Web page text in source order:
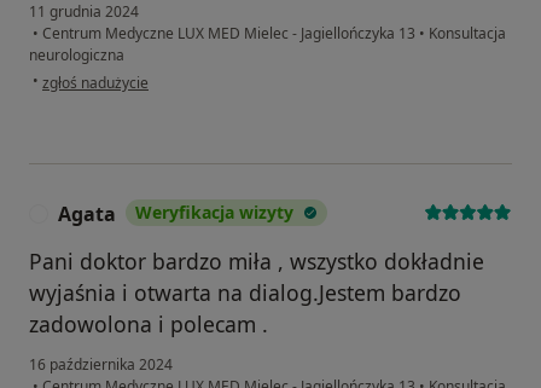
11 grudnia 2024
• Centrum Medyczne LUX MED Mielec - Jagiellończyka 13 • Konsultacja
neurologiczna
• w opinii użytkownika Bogusław
zgłoś nadużycie
Agata Weryfikacja wizyty
Pani doktor bardzo miła , wszystko dokładnie
wyjaśnia i otwarta na dialog.Jestem bardzo
zadowolona i polecam .
16 października 2024